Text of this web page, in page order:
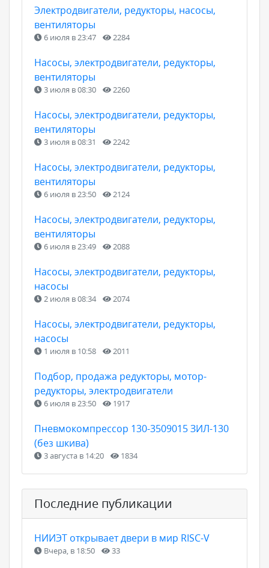
Электродвигатели, редукторы, насосы,
вентиляторы
6 июля в 23:47 2284
Насосы, электродвигатели, редукторы,
вентиляторы
3 июля в 08:30 2260
Насосы, электродвигатели, редукторы,
вентиляторы
3 июля в 08:31 2242
Насосы, электродвигатели, редукторы,
вентиляторы
6 июля в 23:50 2124
Насосы, электродвигатели, редукторы,
вентиляторы
6 июля в 23:49 2088
Насосы, электродвигатели, редукторы,
насосы
2 июля в 08:34 2074
Насосы, электродвигатели, редукторы,
насосы
1 июля в 10:58 2011
Подбор, продажа редукторы, мотор-
редукторы, электродвигатели
6 июля в 23:50 1917
Пневмокомпрессор 130-3509015 ЗИЛ-130
(без шкива)
3 августа в 14:20 1834
Последние публикации
НИИЭТ открывает двери в мир RISC-V
Вчера, в 18:50 33